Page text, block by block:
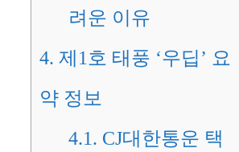
려운 이유
4. 제1호 태풍 ‘우딥’ 요
약 정보
4.1. CJ대한통운 택